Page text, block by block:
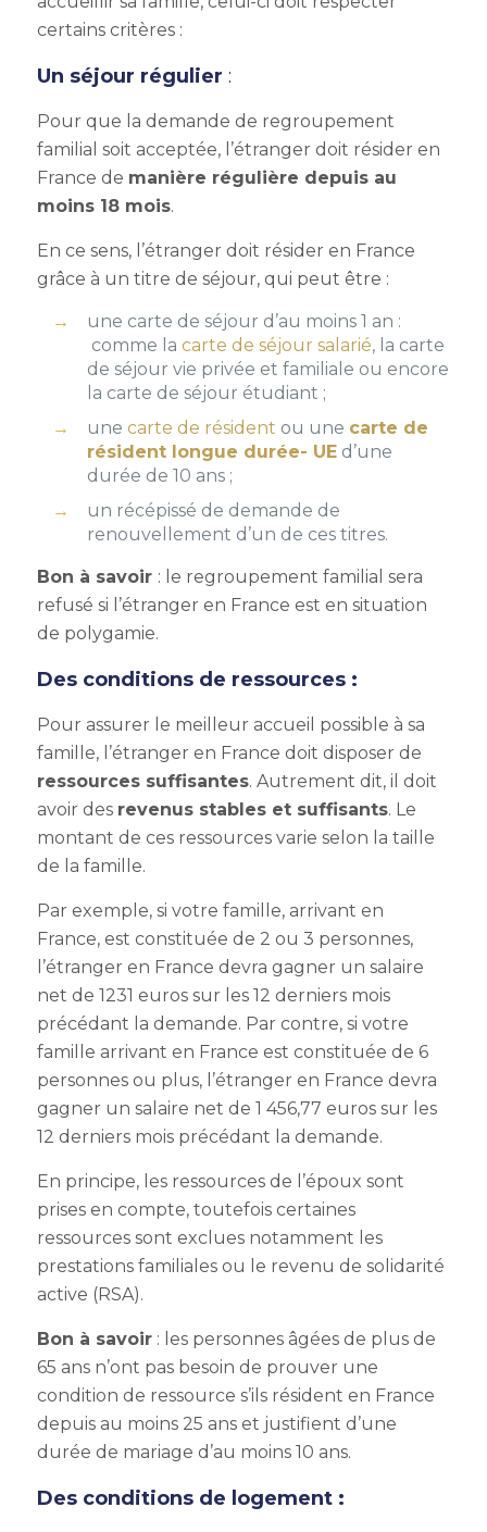
certains critères :
Un séjour régulier :
Pour que la demande de regroupement
familial soit acceptée, l’étranger doit résider en
France de manière régulière depuis au
moins 18 mois.
En ce sens, l’étranger doit résider en France
grâce à un titre de séjour, qui peut être :
une carte de séjour d’au moins 1 an :
comme la carte de séjour salarié, la carte
de séjour vie privée et familiale ou encore
la carte de séjour étudiant ;
une carte de résident ou une carte de
résident longue durée- UEd’une
durée de 10 ans ;
un récépissé de demande de
renouvellement d’un de ces titres.
Bon à savoir : le regroupement familial sera
refusé si l’étranger en France est en situation
de polygamie.
Des conditions de ressources :
Pour assurer le meilleur accueil possible à sa
famille, l’étranger en France doit disposer de
ressources suffisantes. Autrement dit, il doit
avoir des revenus stables et suffisants. Le
montant de ces ressources varie selon la taille
de la famille.
Par exemple, si votre famille, arrivant en
France, est constituée de 2 ou 3 personnes,
l’étranger en France devra gagner un salaire
net de 1231 euros sur les 12 derniers mois
précédant la demande. Par contre, si votre
famille arrivant en France est constituée de 6
personnes ou plus, l’étranger en France devra
gagner un salaire net de 1 456,77 euros sur les
12 derniers mois précédant la demande.
En principe, les ressources de l’époux sont
prises en compte, toutefois certaines
ressources sont exclues notamment les
prestations familiales ou le revenu de solidarité
active (RSA).
Bon à savoir: les personnes âgées de plus de
65 ans n’ont pas besoin de prouver une
condition de ressource s’ils résident en France
depuis au moins 25 ans et justifient d’une
durée de mariage d’au moins 10 ans.
Des conditions de logement :